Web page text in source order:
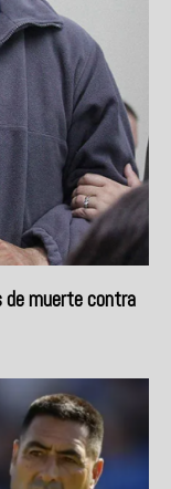
de muerte contra